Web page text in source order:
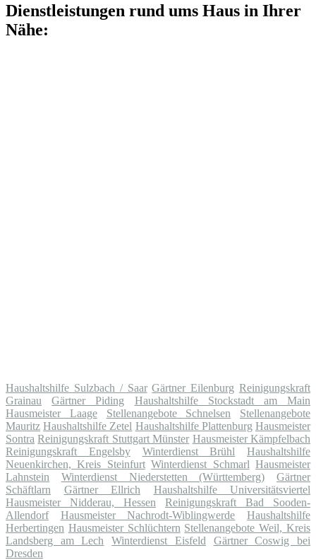
Dienstleistungen rund ums Haus in Ihrer
Nähe:
Haushaltshilfe Sulzbach / Saar Gärtner Eilenburg Reinigungskraft
Grainau
Gärtner Piding
Haushaltshilfe Stockstadt am Main
Hausmeister Laage
Stellenangebote Schnelsen
Stellenangebote
Mauritz Haushaltshilfe Zetel Haushaltshilfe Plattenburg Hausmeister
Sontra Reinigungskraft Stuttgart Münster Hausmeister Kämpfelbach
Reinigungskraft Engelsby
Winterdienst Brühl
Haushaltshilfe
Neuenkirchen, Kreis Steinfurt Winterdienst Schmarl Hausmeister
Lahnstein
Winterdienst Niederstetten (Württemberg)
Gärtner
Schäftlarn
Gärtner Ellrich
Haushaltshilfe Universitätsviertel
Hausmeister Nidderau, Hessen
Reinigungskraft Bad Sooden-
Allendorf
Hausmeister Nachrodt-Wiblingwerde
Haushaltshilfe
Herbertingen Hausmeister Schlüchtern Stellenangebote Weil, Kreis
Landsberg am Lech
Winterdienst Eisfeld
Gärtner Coswig bei
Dresden